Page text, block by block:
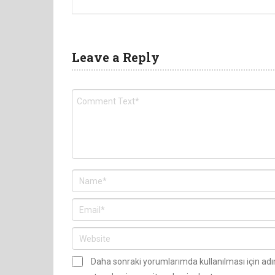
Leave a Reply
Daha sonraki yorumlarımda kullanılması için